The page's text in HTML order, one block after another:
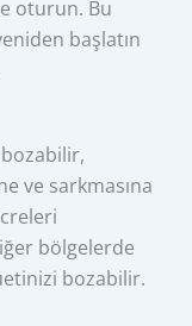
oturun. Bu
başlatın
bozabilir,
ve sarkmasına
bölgelerde
bozabilir.